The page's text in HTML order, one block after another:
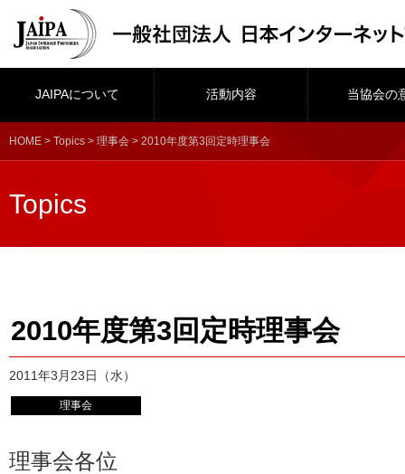
JAIPAについて 活動内容 当協会の
HOME > Topics > 理事会 > 2010年度第3回定時理事会
Topics
2010年度第3回定時理事会
2011年3月23日（水）
理事会
理事会各位